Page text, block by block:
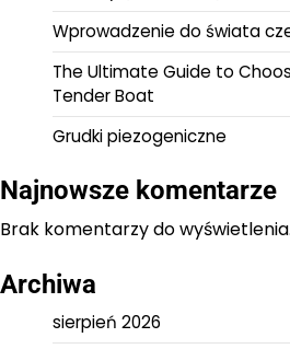
Wprowadzenie do świata
The Ultimate Guide to
Tender Boat
Grudki piezogeniczne
Najnowsze komentarze
Brak komentarzy do wyświetlenia.
Archiwa
sierpień 2026